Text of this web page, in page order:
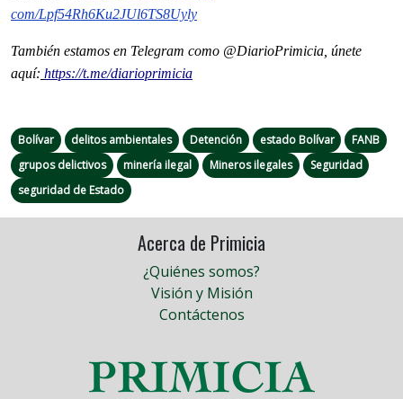
com/Lpf54Rh6Ku2JUl6TS8Uyly
También estamos en Telegram como @DiarioPrimicia, únete
aquí: https://t.me/diarioprimicia
Bolívar delitos ambientales Detención estado Bolívar
FANB
grupos delictivos
minería ilegal Mineros ilegales
Seguridad
seguridad de Estado
Acerca de Primicia
¿Quiénes somos?
Visión y Misión
Contáctenos